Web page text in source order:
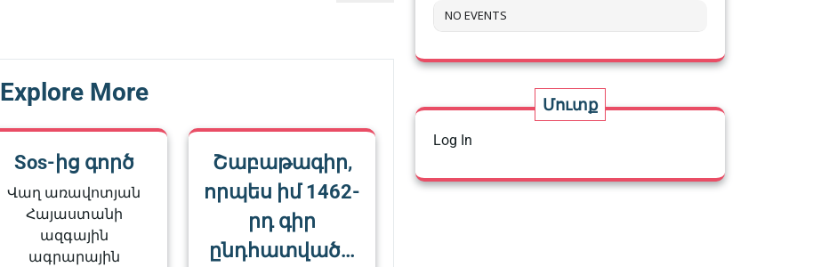
Explore More
Sos-ից գործ
Վաղ առավոտյան
Հայաստանի
ազգային
ագրարային
Շաբաթագիր,
որպես իմ 1462-
րդ գիր
ընդհատված…
NO EVENTS
Մուտք
Log In